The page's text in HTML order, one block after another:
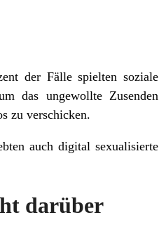
der Fälle spielten soziale
das ungewollte Zusenden
zu verschicken.
auch digital sexualisierte
darüber